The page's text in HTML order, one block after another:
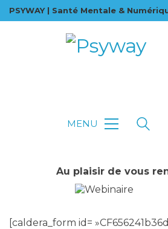
PSYWAY | Santé Mentale &
MENU
Au plaisir de vous
[caldera_form id=